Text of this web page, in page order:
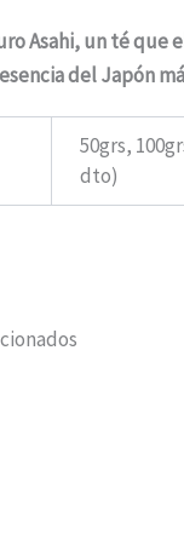
Asahi, un té que
del Japón
50grs,
dto)